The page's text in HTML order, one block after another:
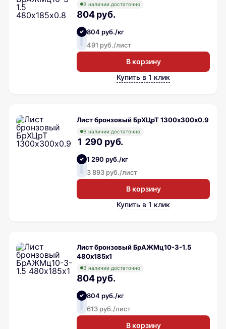
В наличии достаточно
804 руб.
804 руб./кг
491 руб./лист
В корзину
Купить в 1 клик
Лист бронзовый БрХЦрТ 1300х300х0.9
В наличии достаточно
1 290 руб.
1 290 руб./кг
3 893 руб./лист
В корзину
Купить в 1 клик
Лист бронзовый БрАЖМц10-3-1.5
480х185х1
В наличии достаточно
804 руб.
804 руб./кг
613 руб./лист
В корзину